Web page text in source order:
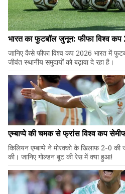
भारत का फुटबॉल जुनून: फीफा विश्व कप
जानिए कैसे फीफा विश्व कप 2026 भारत में
जीवंत स्थानीय समुदायों को बढ़ावा दे रहा है।
एम्बाप्पे की चमक से फ्रांस विश्व कप
किलियन एम्बाप्पे ने मोरक्को के खिलाफ 2-0
की। जानिए गोल्डन बूट की रेस में क्या हुआ!